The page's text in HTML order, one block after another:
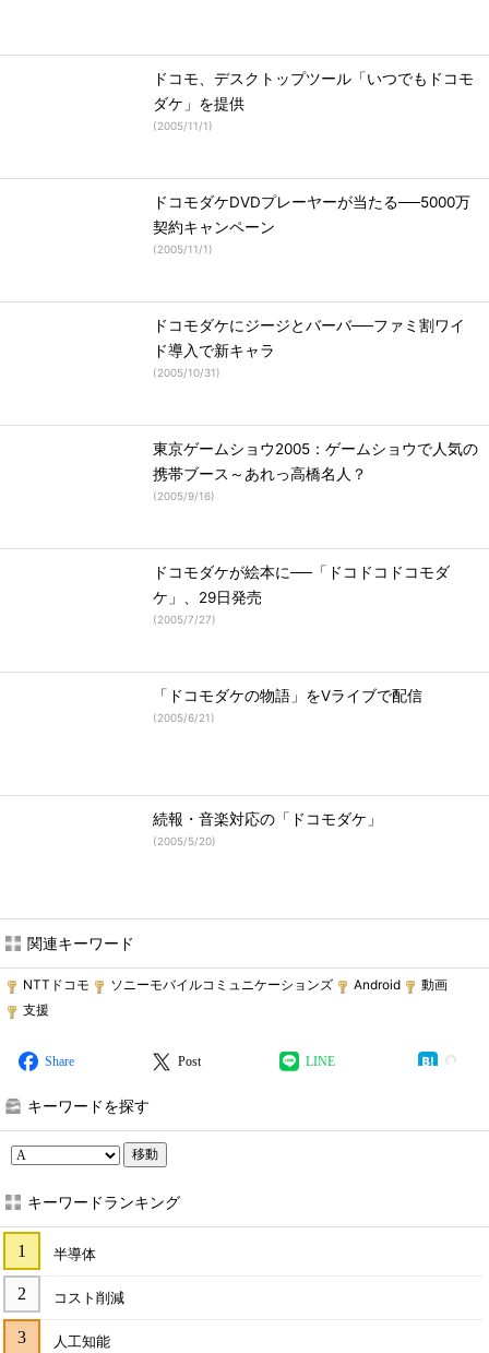
ドコモ、デスクトップツール「いつでもドコモ
ダケ」を提供
(2005/11/1)
ドコモダケDVDプレーヤーが当たる──5000万
契約キャンペーン
(2005/11/1)
ドコモダケにジージとバーバ──ファミ割ワイ
ド導入で新キャラ
(2005/10/31)
東京ゲームショウ2005：ゲームショウで人気の
携帯ブース～あれっ高橋名人？
(2005/9/16)
ドコモダケが絵本に──「ドコドコドコモダ
ケ」、29日発売
(2005/7/27)
「ドコモダケの物語」をVライブで配信
(2005/6/21)
続報・音楽対応の「ドコモダケ」
(2005/5/20)
関連キーワード
NTTドコモ ソニーモバイルコミュニケーションズ Android
動画
支援
Share Post LINE
キーワードを探す
移動
キーワードランキング
半導体
コスト削減
人工知能